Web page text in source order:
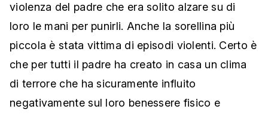
violenza del padre che era solito alzare su di
loro le mani per punirli. Anche la sorellina più
piccola è stata vittima di episodi violenti. Certo è
che per tutti il padre ha creato in casa un clima
di terrore che ha sicuramente influito
negativamente sul loro benessere fisico e